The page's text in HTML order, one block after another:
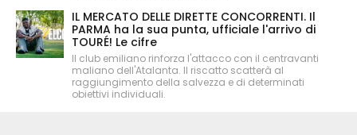
IL MERCATO DELLE DIRETTE CONCORRENTI. Il
PARMA ha la sua punta, ufficiale l'arrivo di
TOURÉ! Le cifre
Il club emiliano rinforza l'attacco con il centravanti
maliano dell'Atalanta. Il riscatto scatterà al
raggiungimento della salvezza e di determinati
obiettivi individuali.